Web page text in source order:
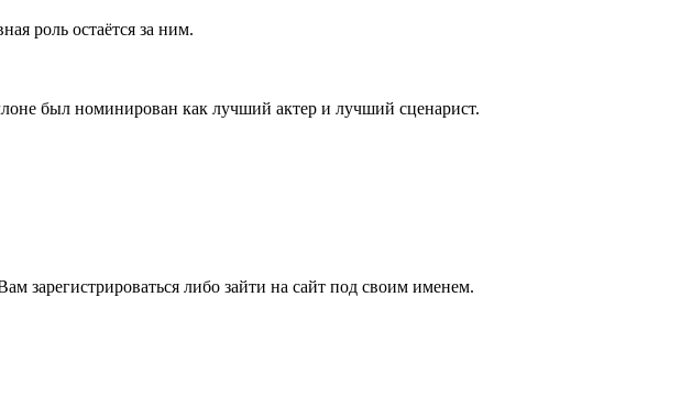
роль остаётся за ним.
был номинирован как лучший актер и лучший сценарист.
зарегистрироваться либо зайти на сайт под своим именем.